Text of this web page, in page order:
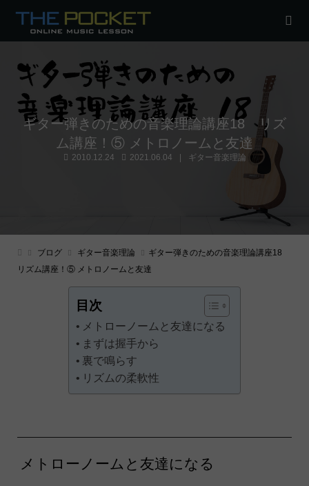
ギター弾きのための音楽理論講座18 リズ
ム講座！⑤ メトロノームと友達
2010.12.24 2021.06.04 ギター音楽理論
ブログ ギター音楽理論
ギター弾きのための音楽理論講座18
リズム講座！⑤ メトロノームと友達
目次
メトローノームと友達になる
まずは握手から
裏で鳴らす
リズムの柔軟性
メトローノームと友達になる